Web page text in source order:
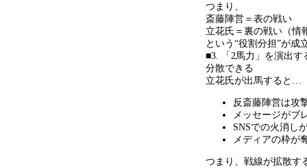
つまり、
斎藤陣営＝表の戦い
立花氏＝裏の戦い（情
という “役割分担”が成
■3. 「 2馬力」を演出す
分散できる
立花氏が出馬すると …
反斎藤陣営は攻
メッセージがブ
SNSでの火消し
メディアの枠が
つまり、戦線が拡散す